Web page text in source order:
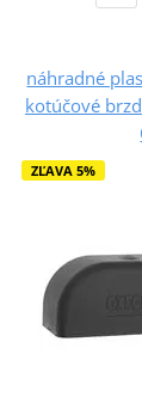
náhradné
kotúčové
ZĽAVA 5%